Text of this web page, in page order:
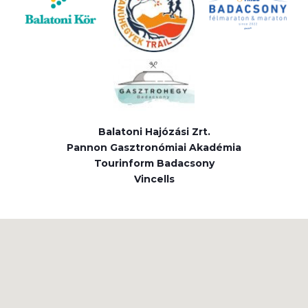
Balatoni Hajózási Zrt.
Pannon Gasztronómiai Akadémia
Tourinform Badacsony
Vincells